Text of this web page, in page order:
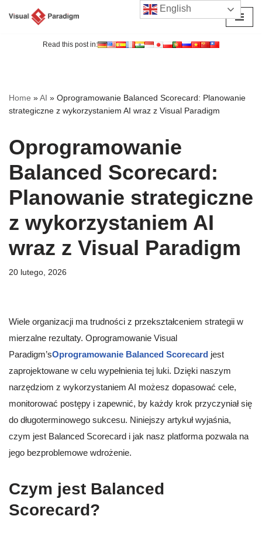
Read this post in:
Home »AI » Oprogramowanie Balanced Scorecard: Planowanie
strategiczne z wykorzystaniem AI wraz z Visual Paradigm
Oprogramowanie
Balanced Scorecard:
Planowanie strategiczne
z wykorzystaniem AI
wraz z Visual Paradigm
20 lutego, 2026
Wiele organizacji ma trudności z przekształceniem strategii w
mierzalne rezultaty. Oprogramowanie Visual
Paradigm’sOprogramowanie Balanced Scorecard jest
zaprojektowane w celu wypełnienia tej luki. Dzięki naszym
narzędziom z wykorzystaniem AI możesz dopasować cele,
monitorować postępy i zapewnić, by każdy krok przyczyniał się
do długoterminowego sukcesu. Niniejszy artykuł wyjaśnia,
czym jest Balanced Scorecard i jak nasz platforma pozwala na
jego bezproblemowe wdrożenie.
Czym jest Balanced
Scorecard?
English